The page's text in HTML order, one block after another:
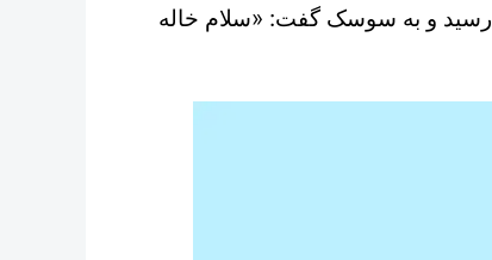
و به سوسک گفت: «سلام خاله